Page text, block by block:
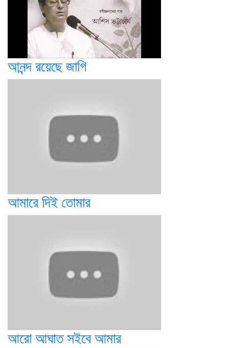
আনন্দ রয়েছে জাগি
আমারে দিই তোমার
আরো আঘাত সইবে আমার